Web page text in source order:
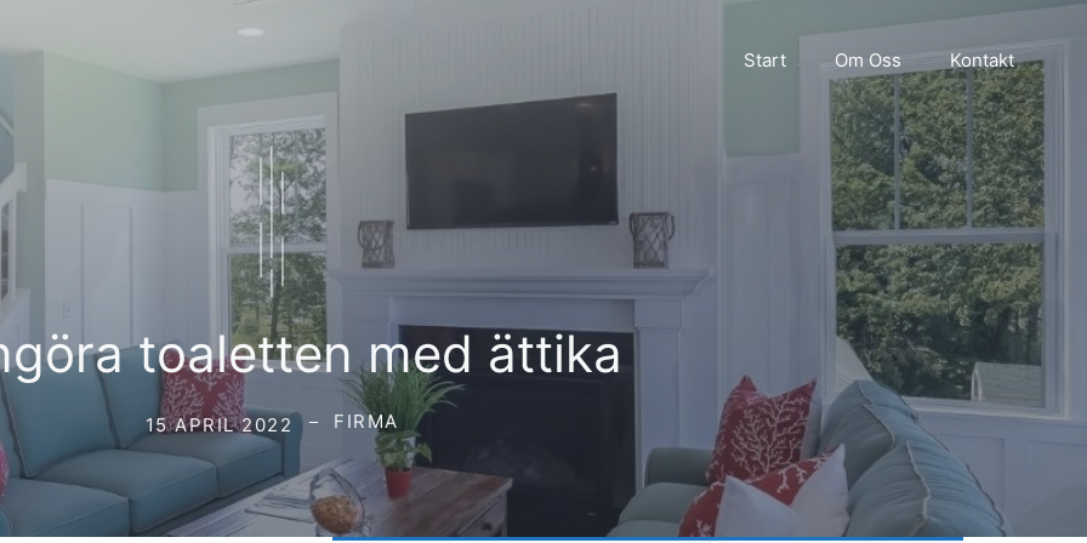
Start Om Oss Kontakt
toaletten med ättika
15 APRIL 2022 FIRMA